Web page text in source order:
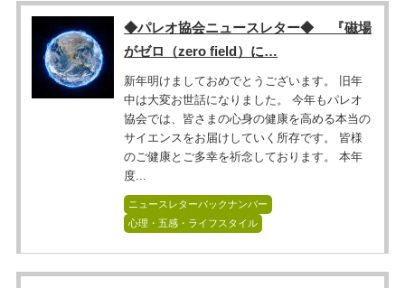
◆パレオ協会ニュースレター◆ 『磁場
がゼロ（zero field）に…
新年明けましておめでとうございます。 旧年
中は大変お世話になりました。 今年もパレオ
協会では、皆さまの心身の健康を高める本当の
サイエンスをお届けしていく所存です。 皆様
のご健康とご多幸を祈念しております。 本年
度...
ニュースレターバックナンバー
心理・五感・ライフスタイル